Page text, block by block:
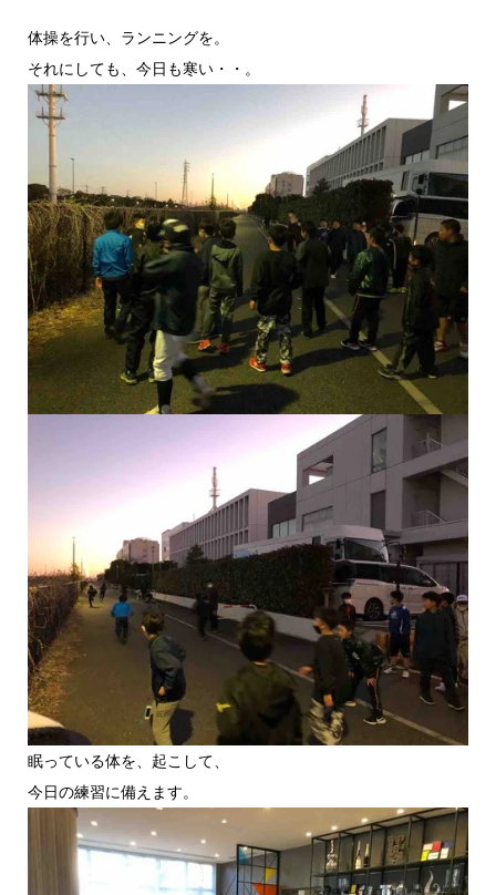
体操を行い、ランニングを。
それにしても、今日も寒い・・。
眠っている体を、起こして、
今日の練習に備えます。